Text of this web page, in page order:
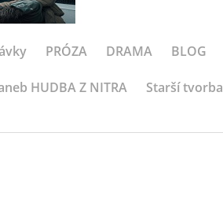
PRÓZA DRAMA BLOG
HUDBA Z NITRA Starší tvorba